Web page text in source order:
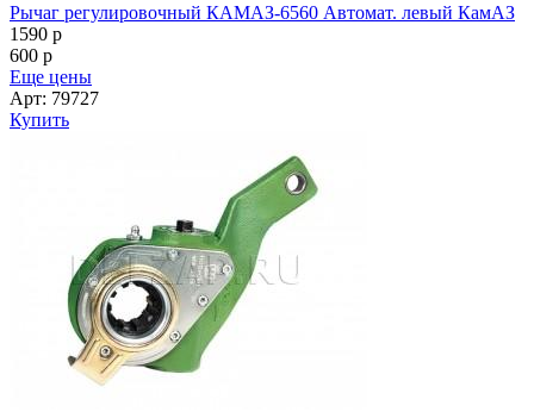
Рычаг регулировочный КАМАЗ-6560 Автомат. левый КамАЗ
1590 p
600 p
Еще цены
Арт: 79727
Купить